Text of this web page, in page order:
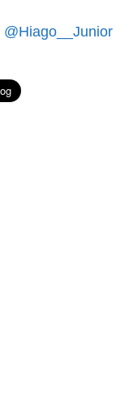
@Hiago__Junior